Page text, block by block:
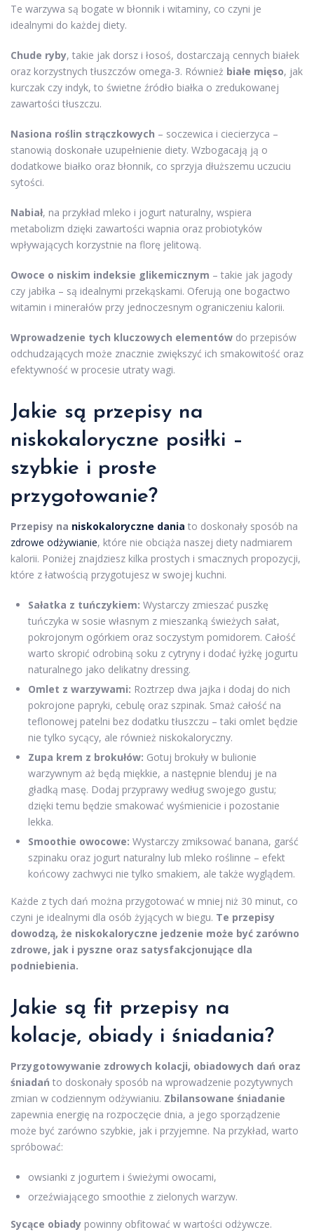
Te warzywa są bogate w błonnik i witaminy, co czyni je
idealnymi do każdej diety.
Chude ryby, takie jak dorsz i łosoś, dostarczają cennych białek
oraz korzystnych tłuszczów omega-3. Również białe mięso, jak
kurczak czy indyk, to świetne źródło białka o zredukowanej
zawartości tłuszczu.
Nasiona roślin strączkowych – soczewica i ciecierzyca –
stanowią doskonałe uzupełnienie diety. Wzbogacają ją o
dodatkowe białko oraz błonnik, co sprzyja dłuższemu uczuciu
sytości.
Nabiał, na przykład mleko i jogurt naturalny, wspiera
metabolizm dzięki zawartości wapnia oraz probiotyków
wpływających korzystnie na florę jelitową.
Owoce o niskim indeksie glikemicznym – takie jak jagody
czy jabłka – są idealnymi przekąskami. Oferują one bogactwo
witamin i minerałów przy jednoczesnym ograniczeniu kalorii.
Wprowadzenie tych kluczowych elementów do przepisów
odchudzających może znacznie zwiększyć ich smakowitość oraz
efektywność w procesie utraty wagi.
Jakie są przepisy na
niskokaloryczne posiłki –
szybkie i proste
przygotowanie?
Przepisy na niskokaloryczne dania to doskonały sposób na
zdrowe odżywianie, które nie obciąża naszej diety nadmiarem
kalorii. Poniżej znajdziesz kilka prostych i smacznych propozycji,
które z łatwością przygotujesz w swojej kuchni.
Sałatka z tuńczykiem: Wystarczy zmieszać puszkę
tuńczyka w sosie własnym z mieszanką świeżych sałat,
pokrojonym ogórkiem oraz soczystym pomidorem. Całość
warto skropić odrobiną soku z cytryny i dodać łyżkę jogurtu
naturalnego jako delikatny dressing.
Omlet z warzywami: Roztrzep dwa jajka i dodaj do nich
pokrojone papryki, cebulę oraz szpinak. Smaż całość na
teflonowej patelni bez dodatku tłuszczu – taki omlet będzie
nie tylko sycący, ale również niskokaloryczny.
Zupa krem z brokułów: Gotuj brokuły w bulionie
warzywnym aż będą miękkie, a następnie blenduj je na
gładką masę. Dodaj przyprawy według swojego gustu;
dzięki temu będzie smakować wyśmienicie i pozostanie
lekka.
Smoothie owocowe: Wystarczy zmiksować banana, garść
szpinaku oraz jogurt naturalny lub mleko roślinne – efekt
końcowy zachwyci nie tylko smakiem, ale także wyglądem.
Każde z tych dań można przygotować w mniej niż 30 minut, co
czyni je idealnymi dla osób żyjących w biegu. Te przepisy
dowodzą, że niskokaloryczne jedzenie może być zarówno
zdrowe, jak i pyszne oraz satysfakcjonujące dla
podniebienia.
Jakie są fit przepisy na
kolacje, obiady i śniadania?
Przygotowywanie zdrowych kolacji, obiadowych dań oraz
śniadań to doskonały sposób na wprowadzenie pozytywnych
zmian w codziennym odżywianiu. Zbilansowane śniadanie
zapewnia energię na rozpoczęcie dnia, a jego sporządzenie
może być zarówno szybkie, jak i przyjemne. Na przykład, warto
spróbować:
owsianki z jogurtem i świeżymi owocami,
orzeźwiającego smoothie z zielonych warzyw.
Sycące obiady powinny obfitować w wartości odżywcze.